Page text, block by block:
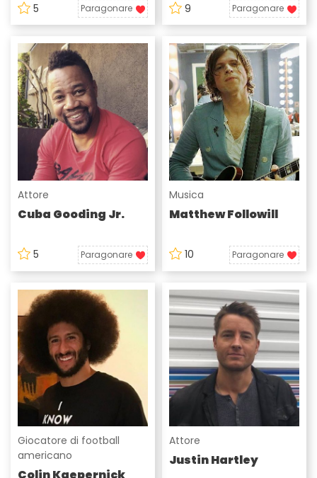
5 Paragonare 9 Paragonare
Attore
Cuba Gooding Jr.
5 Paragonare
Musica
Matthew Followill
10 Paragonare
Giocatore di football
americano
Attore
Justin Hartley